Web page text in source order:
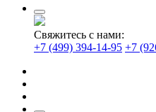
Свяжитесь с нами:
+7 (499) 394-14-95 +7